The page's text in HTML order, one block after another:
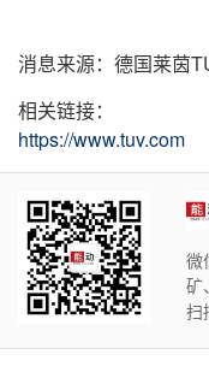
消息来源：德国莱茵
相关链接：
https://www.tuv.com
微
矿
扫